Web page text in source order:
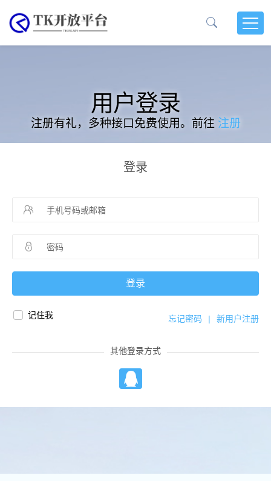
用户登录
注册有礼，多种接口免费使用。前往 注册
登录
登录
忘记密码 | 新用户注册
记住我
其他登录方式